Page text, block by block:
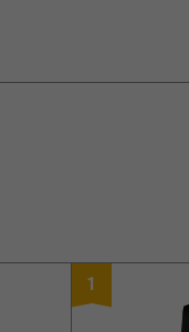
1